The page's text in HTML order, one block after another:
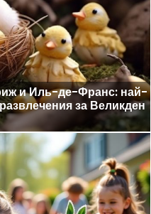
и Иль-де-Франс: най-
за Великден